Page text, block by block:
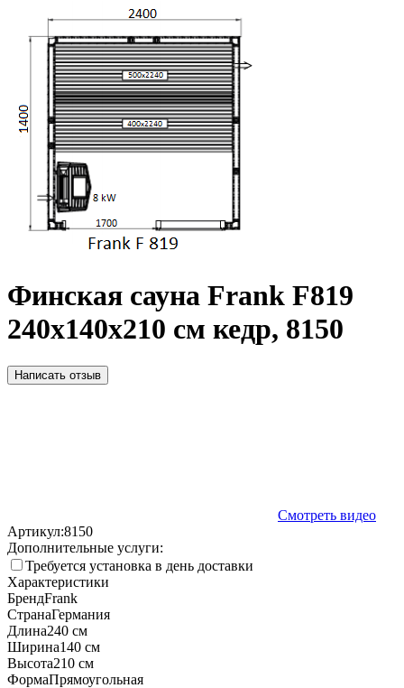
Финская сауна Frank F819
240х140x210 см кедр, 8150
Написать отзыв
Смотреть видео
Артикул:8150
Дополнительные услуги:
Требуется установка в день доставки
Характеристики
БрендFrank
СтранаГермания
Длина240 см
Ширина140 см
Высота210 см
ФормаПрямоугольная